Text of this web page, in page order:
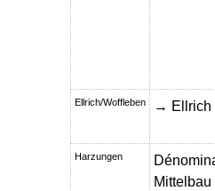
Ellrich/Woffleben → Ellrich
Harzungen
Mittelbau